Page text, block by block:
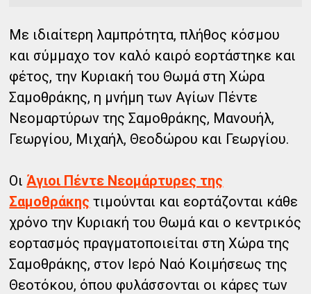
Με ιδιαίτερη λαμπρότητα, πλήθος κόσμου
και σύμμαχο τον καλό καιρό εορτάστηκε και
φέτος, την Κυριακή του Θωμά στη Χώρα
Σαμοθράκης, η μνήμη των Αγίων Πέντε
Νεομαρτύρων της Σαμοθράκης, Μανουήλ,
Γεωργίου, Μιχαήλ, Θεοδώρου και Γεωργίου.
Οι Άγιοι Πέντε Νεομάρτυρες της
Σαμοθράκης τιμούνται και εορτάζονται κάθε
χρόνο την Κυριακή του Θωμά και ο κεντρικός
εορτασμός πραγματοποιείται στη Χώρα της
Σαμοθράκης, στον Ιερό Ναό Κοιμήσεως της
Θεοτόκου, όπου φυλάσσονται οι κάρες των